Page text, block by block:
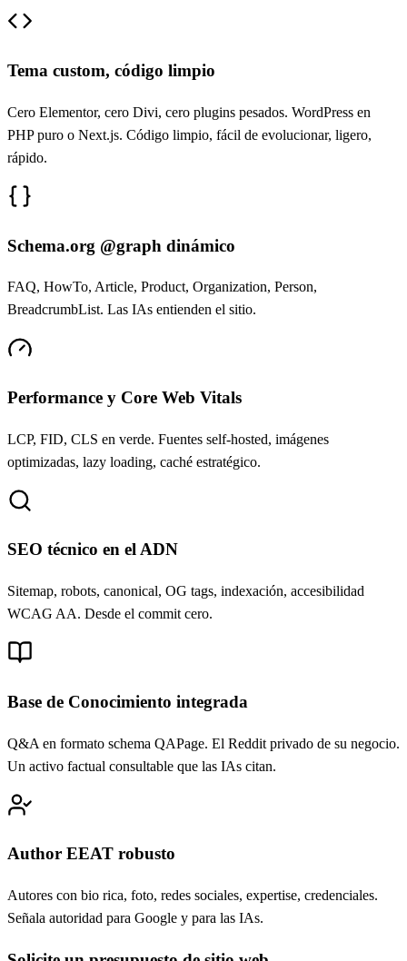
Tema custom, código limpio
Cero Elementor, cero Divi, cero plugins pesados. WordPress en
PHP puro o Next.js. Código limpio, fácil de evolucionar, ligero,
rápido.
Schema.org @graph dinámico
FAQ, HowTo, Article, Product, Organization, Person,
BreadcrumbList. Las IAs entienden el sitio.
Performance y Core Web Vitals
LCP, FID, CLS en verde. Fuentes self-hosted, imágenes
optimizadas, lazy loading, caché estratégico.
SEO técnico en el ADN
Sitemap, robots, canonical, OG tags, indexación, accesibilidad
WCAG AA. Desde el commit cero.
Base de Conocimiento integrada
Q&A en formato schema QAPage. El Reddit privado de su negocio.
Un activo factual consultable que las IAs citan.
Author EEAT robusto
Autores con bio rica, foto, redes sociales, expertise, credenciales.
Señala autoridad para Google y para las IAs.